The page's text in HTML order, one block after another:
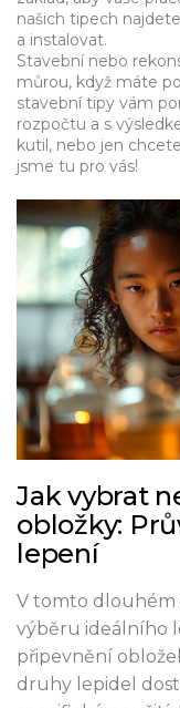
našich tipech
a instalovat.
Stavební nebo
můrou, když máte
stavební tipy vám
rozpočtu a s
kutil, nebo jen
jsme tu pro vás!
Jak vybrat
obložky:
lepení
V tomto dlouhém
výběru ideálního
připevnění
druhy lepidel